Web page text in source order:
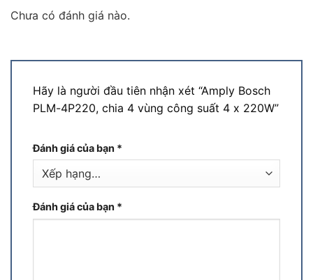
Chưa có đánh giá nào.
Hãy là người đầu tiên nhận xét “Amply Bosch
PLM-4P220, chia 4 vùng công suất 4 x 220W”
Đánh giá của bạn *
Đánh giá của bạn *